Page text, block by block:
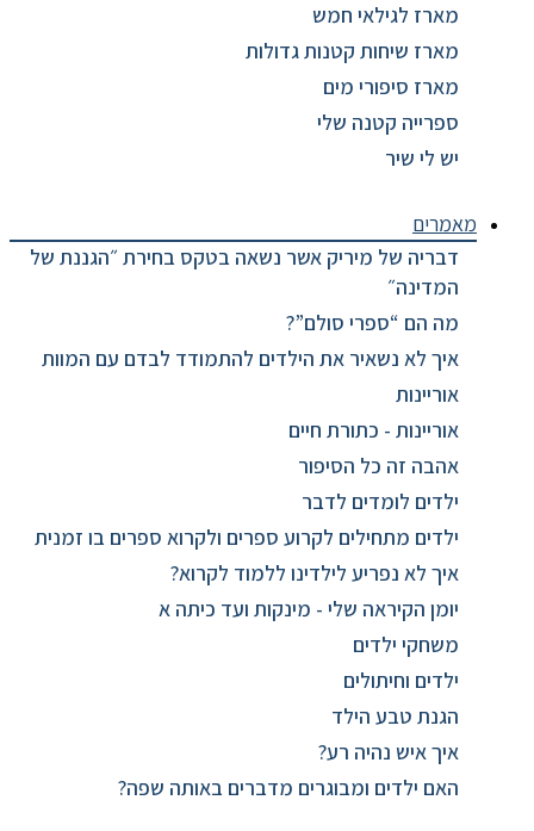
מארז לגילאי חמש
מארז שיחות קטנות גדולות
מארז סיפורי מים
ספרייה קטנה שלי
יש לי שיר
מאמרים
דבריה של מיריק אשר נשאה בטקס בחירת ״הגננת של
המדינה״
מה הם “ספרי סולם”?
איך לא נשאיר את הילדים להתמודד לבדם עם המוות
אוריינות
אוריינות - כתורת חיים
אהבה זה כל הסיפור
ילדים לומדים לדבר
ילדים מתחילים לקרוע ספרים ולקרוא ספרים בו זמנית
איך לא נפריע לילדינו ללמוד לקרוא?
יומן הקיראה שלי - מינקות ועד כיתה א
משחקי ילדים
ילדים וחיתולים
הגנת טבע הילד
איך איש נהיה רע?
האם ילדים ומבוגרים מדברים באותה שפה?